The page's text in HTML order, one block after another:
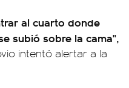
al cuarto donde
subió sobre la cama",
intentó alertar a la